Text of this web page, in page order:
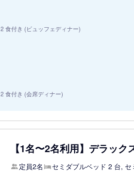
2 食付き (ビュッフェディナー)
2 食付き (会席ディナー)
【1名〜2名利用】デラッ
定員2名 セミダブルベッド 2 台,